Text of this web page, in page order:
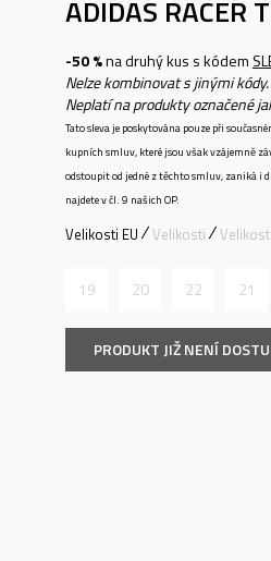
ADIDAS RACER
-50 %na druhý kus s kódem
Nelze kombinovat s jinými kódy.
Neplatí na produkty označené
Tato sleva je poskytována pouze při
kupních smluv, které jsou však vzájemně
odstoupit od jedné z těchto smluv, zaniká i
najdete v čl. 9 našich OP.
Velikosti EU Velikosti
19 20 22 21
PRODUKT JIŽ NENÍ